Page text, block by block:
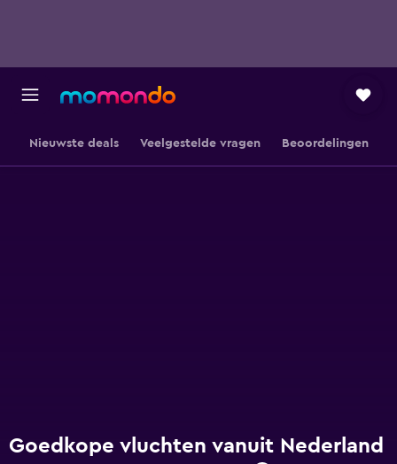
Nieuwste deals Veelgestelde vragen Beoordelingen
Goedkope vluchten vanuit Nederland